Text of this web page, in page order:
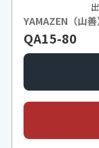
YAMAZEN（山善
QA15-80